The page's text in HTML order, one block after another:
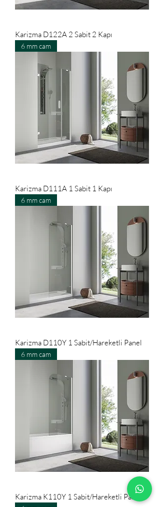
Karizma D122A 2 Sabit 2 Kapı
6 mm cam
Karizma D111A 1 Sabit 1 Kapı
6 mm cam
Karizma D110Y 1 Sabit/Hareketli Panel
6 mm cam
Karizma K110Y 1 Sabit/Hareketli Panel